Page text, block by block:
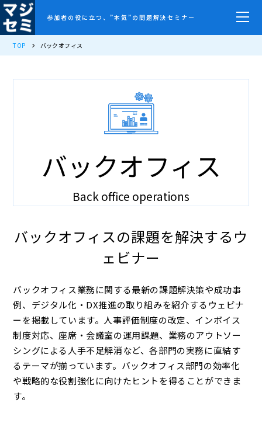
参加者の役に立つ、”本気”の問題解決セミナー
TOP バックオフィス
バックオフィス
Back office operations
バックオフィスの課題を解決するウ
ェビナー
バックオフィス業務に関する最新の課題解決策や成功事
例、デジタル化・DX推進の取り組みを紹介するウェビナ
ーを掲載しています。人事評価制度の改定、インボイス
制度対応、座席・会議室の運用課題、業務のアウトソー
シングによる人手不足解消など、各部門の実務に直結す
るテーマが揃っています。バックオフィス部門の効率化
や戦略的な役割強化に向けたヒントを得ることができま
す。